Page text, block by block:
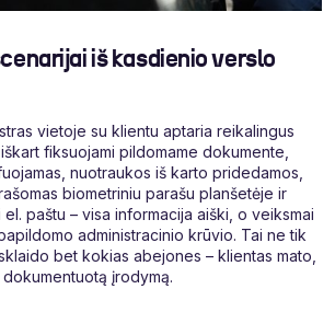
iš kasdienio verslo
vietoje su klientu aptaria reikalingus
fiksuojami pildomame dokumente,
nuotraukos iš karto pridedamos,
biometriniu parašu planšetėje ir
el. paštu – visa informacija aiški, o veiksmai
administracinio krūvio. Tai ne tik
bet kokias abejones – klientas mato,
įrodymą.